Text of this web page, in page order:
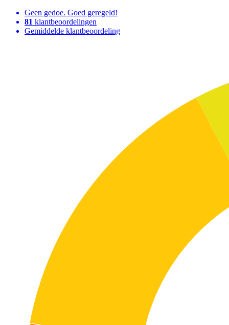
Geen gedoe. Goed geregeld!
81 klantbeoordelingen
Gemiddelde klantbeoordeling